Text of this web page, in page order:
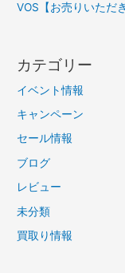
VOS【お売りいただ
カテゴリー
イベント情報
キャンペーン
セール情報
ブログ
レビュー
未分類
買取り情報